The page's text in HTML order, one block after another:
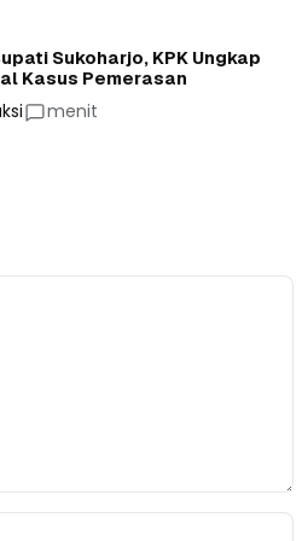
Sukoharjo, KPK Ungkap
Kasus Pemerasan
menit